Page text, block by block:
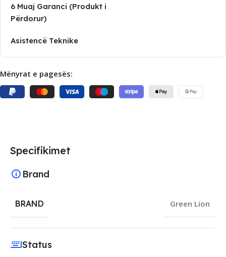
6 Muaj Garanci (Produkt i
Përdorur)
Asistencë Teknike
Mënyrat e pagesës:
Specifikimet
Brand
BRAND Green Lion
Status